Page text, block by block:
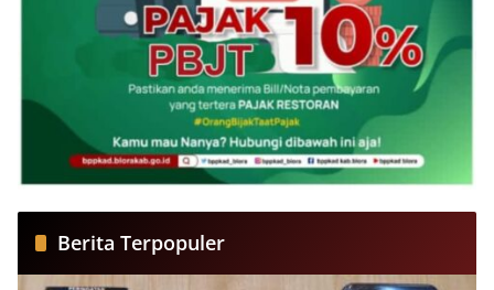
Berita Terpopuler